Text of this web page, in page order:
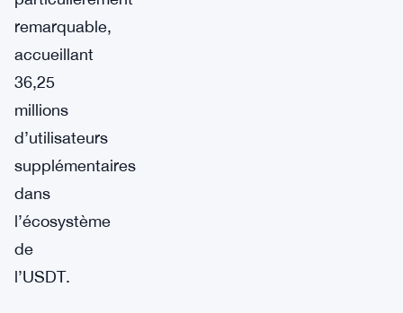
remarquable,
accueillant
36,25
millions
d’utilisateurs
supplémentaires
dans
l’écosystème
de
l’USDT.